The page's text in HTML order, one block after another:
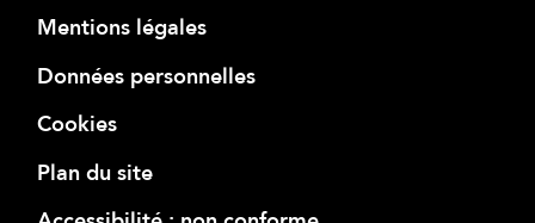
Mentions légales
Données personnelles
Cookies
Plan du site